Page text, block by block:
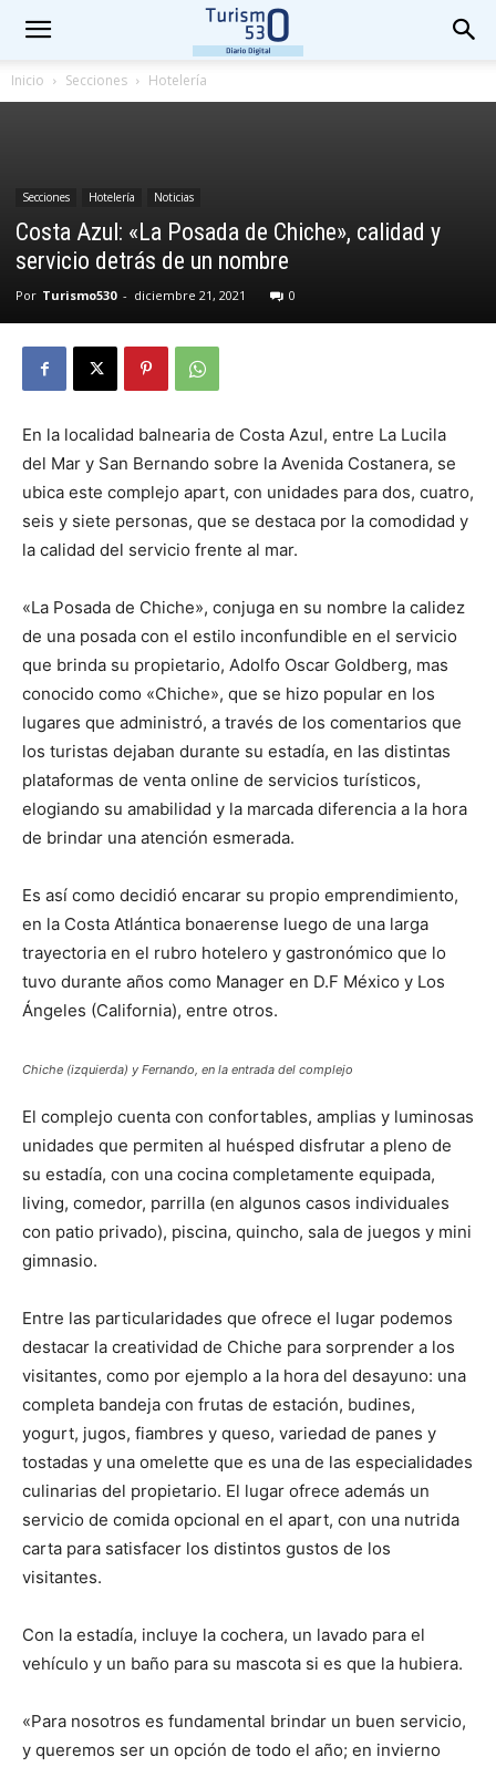
Inicio Secciones Hotelería
Secciones Hotelería Noticias
Costa Azul: «La Posada de Chiche», calidad y
servicio detrás de un nombre
Por Turismo530 - diciembre 21, 2021 0
En la localidad balnearia de Costa Azul, entre La Lucila
del Mar y San Bernando sobre la Avenida Costanera, se
ubica este complejo apart, con unidades para dos, cuatro,
seis y siete personas, que se destaca por la comodidad y
la calidad del servicio frente al mar.
«La Posada de Chiche», conjuga en su nombre la calidez
de una posada con el estilo inconfundible en el servicio
que brinda su propietario, Adolfo Oscar Goldberg, mas
conocido como «Chiche», que se hizo popular en los
lugares que administró, a través de los comentarios que
los turistas dejaban durante su estadía, en las distintas
plataformas de venta online de servicios turísticos,
elogiando su amabilidad y la marcada diferencia a la hora
de brindar una atención esmerada.
Es así como decidió encarar su propio emprendimiento,
en la Costa Atlántica bonaerense luego de una larga
trayectoria en el rubro hotelero y gastronómico que lo
tuvo durante años como Manager en D.F México y Los
Ángeles (California), entre otros.
Chiche (izquierda) y Fernando, en la entrada del complejo
El complejo cuenta con confortables, amplias y luminosas
unidades que permiten al huésped disfrutar a pleno de
su estadía, con una cocina completamente equipada,
living, comedor, parrilla (en algunos casos individuales
con patio privado), piscina, quincho, sala de juegos y mini
gimnasio.
Entre las particularidades que ofrece el lugar podemos
destacar la creatividad de Chiche para sorprender a los
visitantes, como por ejemplo a la hora del desayuno: una
completa bandeja con frutas de estación, budines,
yogurt, jugos, fiambres y queso, variedad de panes y
tostadas y una omelette que es una de las especialidades
culinarias del propietario. El lugar ofrece además un
servicio de comida opcional en el apart, con una nutrida
carta para satisfacer los distintos gustos de los
visitantes.
Con la estadía, incluye la cochera, un lavado para el
vehículo y un baño para su mascota si es que la hubiera.
«Para nosotros es fundamental brindar un buen servicio,
y queremos ser un opción de todo el año; en invierno